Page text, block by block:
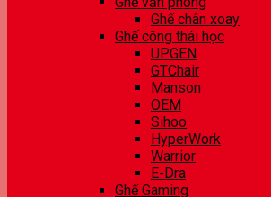
Ghế chân xoay
Ghế công thái học
UPGEN
GTChair
Manson
OEM
Sihoo
HyperWork
Warrior
E-Dra
Ghế Gaming